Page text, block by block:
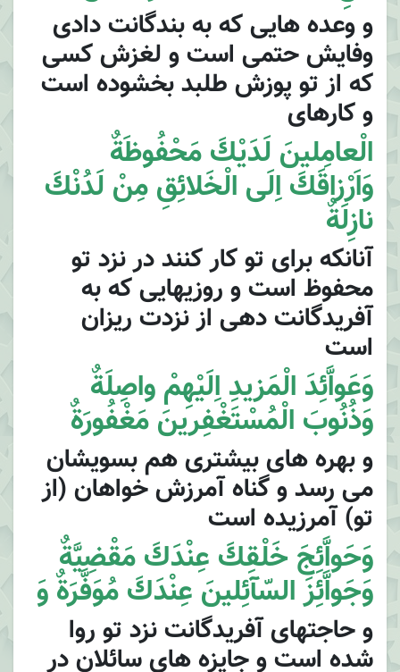
و وعده هايى كه به بندگانت دادى
وفايش حتمى است و لغزش كسى
كه از تو پوزش طلبد بخشوده است
و كارهاى
الْعامِلينَ لَدَيْكَ مَحْفُوظَةٌ
وَاَرْزاقَكَ اِلَى الْخَلائِقِ مِنْ لَدُنْكَ
نازِلَةٌ
آنانكه براى تو كار كنند در نزد تو
محفوظ است و روزيهايى كه به
آفريدگانت دهى از نزدت ريزان
است
وَعَواَّئِدَ الْمَزيدِ اِلَيْهِمْ واصِلَةٌ
وَذُنُوبَ الْمُسْتَغْفِرينَ مَغْفُورَةٌ
و بهره هاى بيشترى هم بسويشان
مى رسد و گناه آمرزش خواهان (از
تو) آمرزيده است
وَحَواَّئِجَ خَلْقِكَ عِنْدَكَ مَقْضِيَّةٌ
وَجَواَّئِزَ السّآئِلينَ عِنْدَكَ مُوَفَّرَةٌ وَ
و حاجتهاى آفريدگانت نزد تو روا
شده است و جايزه هاى سائلان در